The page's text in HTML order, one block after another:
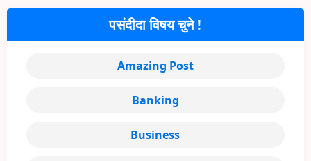
पसंदीदा विषय चुने !
Amazing Post
Banking
Business